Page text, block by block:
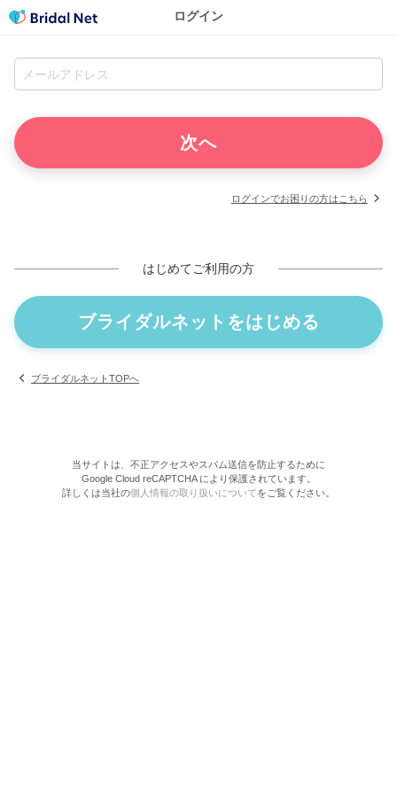
ログイン
ログインでお困りの方はこちら
はじめてご利用の方
ブライダルネットをはじめる
ブライダルネットTOPへ
当サイトは、不正アクセスやスパム送信を防止するために
Google Cloud reCAPTCHA により保護されています。
詳しくは当社の個人情報の取り扱いについてをご覧ください。